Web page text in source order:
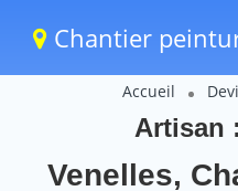
Chantier
Accueil
Artisan
Venelles,